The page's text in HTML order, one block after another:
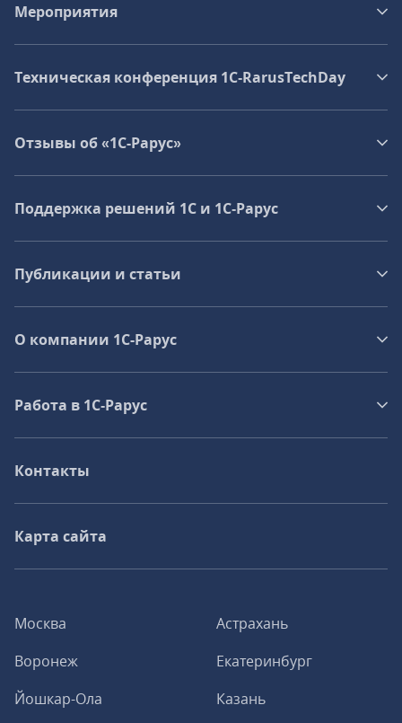
Москва
Астрахань
Воронеж
Екатеринбург
Йошкар-Ола
Казань
Мероприятия
Техническая конференция 1C‑RarusTechDay
Отзывы об «1С-Рарус»
Поддержка решений 1С и 1С‑Рарус
Публикации и статьи
О компании 1C-Рарус
Работа в 1С‑Рарус
Контакты
Карта сайта